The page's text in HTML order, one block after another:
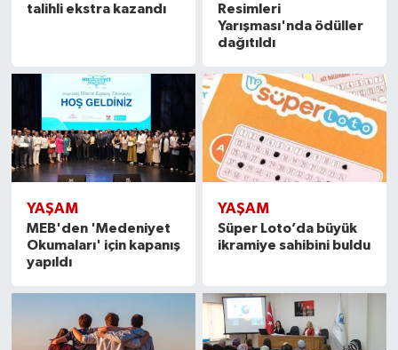
talihli ekstra kazandı
Resimleri
Yarışması'nda ödüller
dağıtıldı
YAŞAM
MEB'den 'Medeniyet
Okumaları' için kapanış
yapıldı
YAŞAM
Süper Loto’da büyük
ikramiye sahibini buldu